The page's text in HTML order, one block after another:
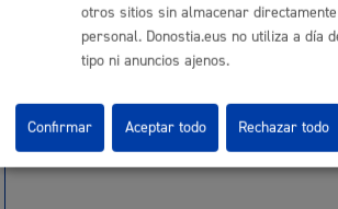
Vehículos
otros sitios sin almacenar
personal. Donostia.eus no utiliza a día
tipo ni anuncios ajenos.
Rechazar todo
Confirmar Aceptar todo